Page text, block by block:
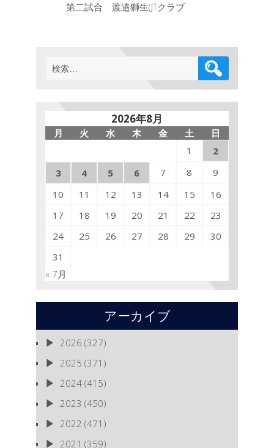
第二試合 渡邉獅生(JTクラブ
検
索:
2026年8月
月 火 水 木 金 土
日
1
2
3
4 5 6 7 8
9
10
11 12 13 14 15
16
17
18 19 20 21 22
23
24
25 26 27 28 29
30
31
« 7月
アーカイブ
2026 (327)
2025 (371)
2024 (415)
2023 (450)
2022 (471)
2021 (359)